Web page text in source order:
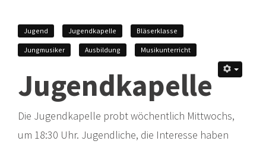
Jugend Jugendkapelle Bläserklasse
Jungmusiker Ausbildung Musikunterricht
Jugendkapelle
Die Jugendkapelle probt wöchentlich Mittwochs,
um 18:30 Uhr. Jugendliche, die Interesse haben